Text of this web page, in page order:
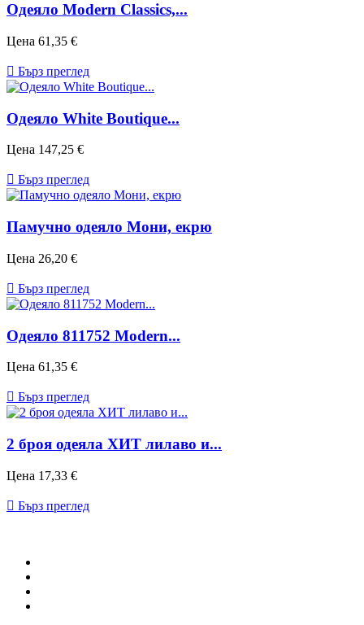
Одеяло Modern Classics,...
Цена 61,35 €
 Бърз преглед
Одеяло White Boutique...
Цена 147,25 €
 Бърз преглед
Памучно одеяло Мони, екрю
Цена 26,20 €
 Бърз преглед
Одеяло 811752 Modern...
Цена 61,35 €
 Бърз преглед
2 броя одеяла ХИТ лилаво и...
Цена 17,33 €
 Бърз преглед